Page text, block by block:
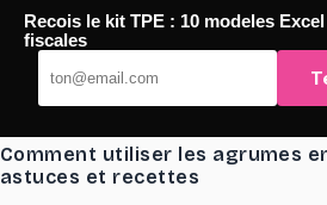
Passer
contenu
TaqTaq
Comment utiliser les agrumes
astuces et recettes
Recois le kit TPE : 10 modeles
fiscales